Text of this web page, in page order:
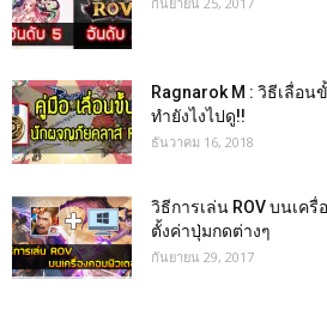
Ragnarok M : วิธีเลื่อ
ทำยังไงไปดู!!
ธันวาคม 16, 2018
วิธีการเล่น ROV บนเครื่
ตั้งค่าปุ่มกดต่างๆ
กันยายน 29, 2017